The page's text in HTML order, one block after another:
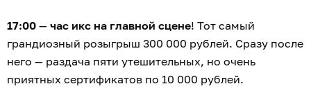
17:00 — час икс на главной сцене! Тот самый
грандиозный розыгрыш 300 000 рублей. Сразу после
него — раздача пяти утешительных, но очень
приятных сертификатов по 10 000 рублей.